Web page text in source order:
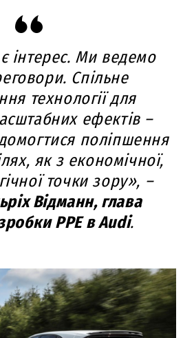
інтерес. Ми ведемо
Спільне
технології для
ефектів –
поліпшення
як з економічної,
точки зору», –
Відманн, глава
PPE в Audi.